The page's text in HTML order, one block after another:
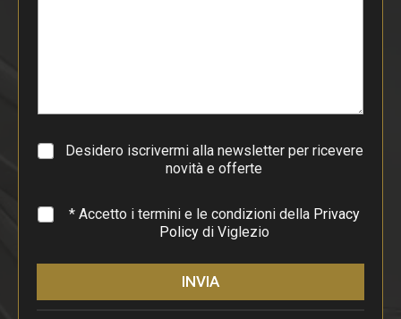
g
a
f
Desidero iscrivermi alla newsletter per ricevere
novità e offerte
* * Accetto i termini e le condizioni della Privacy
Policydi Viglezio
INVIA